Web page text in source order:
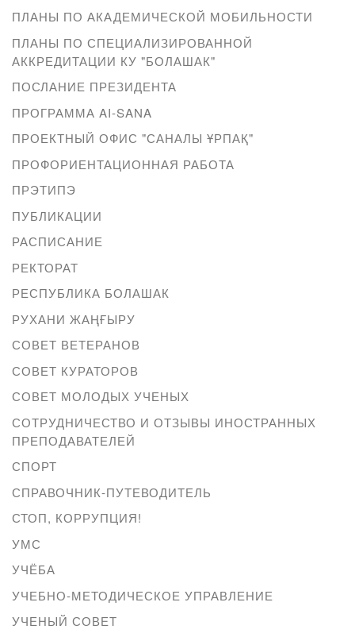
ПЛАНЫ ПО АКАДЕМИЧЕСКОЙ МОБИЛЬНОСТИ
ПЛАНЫ ПО СПЕЦИАЛИЗИРОВАННОЙ
АККРЕДИТАЦИИ КУ "БОЛАШАК"
ПОСЛАНИЕ ПРЕЗИДЕНТА
ПРОГРАММА AI-SANA
ПРОЕКТНЫЙ ОФИС "САНАЛЫ ҰРПАҚ"
ПРОФОРИЕНТАЦИОННАЯ РАБОТА
ПРЭТИПЭ
ПУБЛИКАЦИИ
РАСПИСАНИЕ
РЕКТОРАТ
РЕСПУБЛИКА БОЛАШАК
РУХАНИ ЖАҢҒЫРУ
СОВЕТ ВЕТЕРАНОВ
СОВЕТ КУРАТОРОВ
СОВЕТ МОЛОДЫХ УЧЕНЫХ
СОТРУДНИЧЕСТВО И ОТЗЫВЫ ИНОСТРАННЫХ
ПРЕПОДАВАТЕЛЕЙ
СПОРТ
СПРАВОЧНИК-ПУТЕВОДИТЕЛЬ
СТОП, КОРРУПЦИЯ!
УМС
УЧЁБА
УЧЕБНО-МЕТОДИЧЕСКОЕ УПРАВЛЕНИЕ
УЧЕНЫЙ СОВЕТ